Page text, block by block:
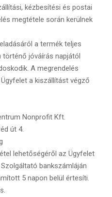
kézbesítési és postai
megtétele során kerülnek
a termék teljes
történő jóváírás napjától
A megrendelés
a kiszállítást végző
Nonprofit Kft.
út 4.
lehetőségéről az Ügyfelet
bankszámláján
5 napon belül értesíti.